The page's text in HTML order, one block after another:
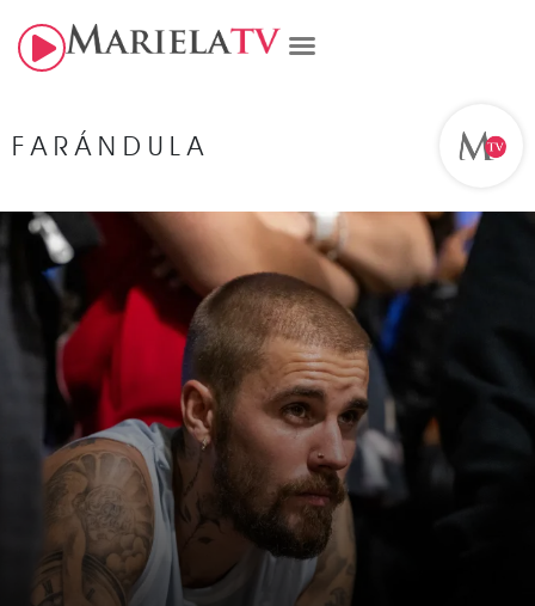
FARÁNDULA